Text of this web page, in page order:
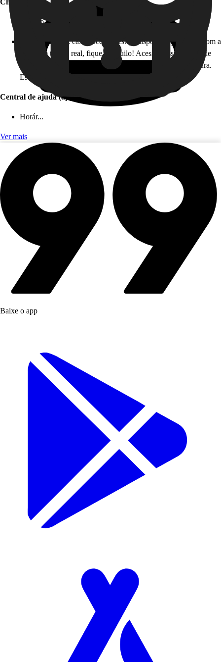
Horário de atendimento: 24 horas, todos os dias!
Como funciona: caso você não esteja disponível para falar com a
gente em tempo real, fique tranquilo! Acesse nossa Central de
Ajuda, e nosso time irá te responder de forma rápida e segura.
Este serviço é gratuito!
Central de ajuda (app)
Horár...
Ver mais
Baixe o app